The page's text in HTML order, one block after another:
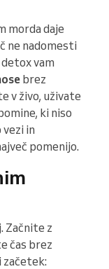
morda daje
ne nadomesti
vam
brez
v živo, uživate
ki niso
in
pomenijo.
Začnite z
čas brez
začetek: